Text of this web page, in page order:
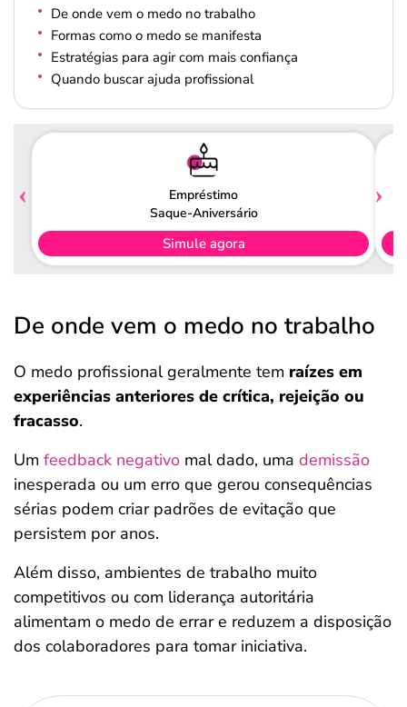
De onde vem o medo no trabalho
Formas como o medo se manifesta
Estratégias para agir com mais confiança
Quando buscar ajuda profissional
Empréstimo
Saque-Aniversário
Simule agora
De onde vem o medo no trabalho
O medo profissional geralmente tem raízes em
experiências anteriores de crítica, rejeição ou
fracasso.
Um feedback negativo mal dado, uma demissão
inesperada ou um erro que gerou consequências
sérias podem criar padrões de evitação que
persistem por anos.
Além disso, ambientes de trabalho muito
competitivos ou com liderança autoritária
alimentam o medo de errar e reduzem a disposição
dos colaboradores para tomar iniciativa.